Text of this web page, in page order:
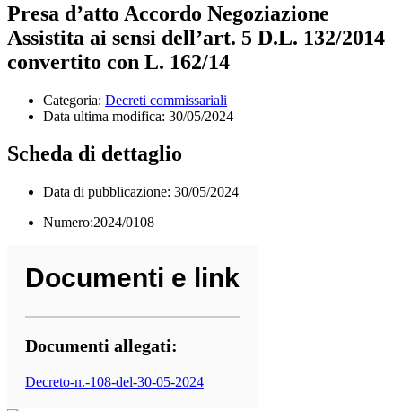
Presa d’atto Accordo Negoziazione
Assistita ai sensi dell’art. 5 D.L. 132/2014
convertito con L. 162/14
Categoria: Decreti commissariali
Data ultima modifica: 30/05/2024
Scheda di dettaglio
Data di pubblicazione: 30/05/2024
Numero:2024/0108
Documenti e link
Documenti allegati:
Decreto-n.-108-del-30-05-2024